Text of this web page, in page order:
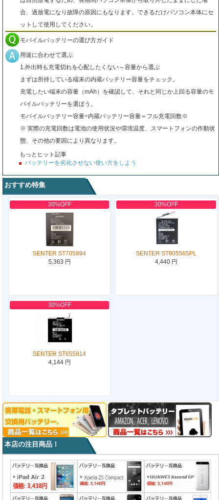
合、過放電になり故障の原因にもなります。できるだけパソコン本体にセ
ットして使用してください。
モバイルバッテリーの選び方ガイド
用途に合わせて選ぶ
1.外出時も充電切れを心配したくない～容量から選ぶ
まずは所持している端末の内蔵バッテリー容量をチェック。
充電したい端末の容量（mAh）を確認して、それと同じか上回る容量のモ
バイルバッテリーを選ぼう。
モバイルバッテリー容量÷内蔵バッテリー容量＝フル充電回数※
※ 実際の充電回数は電池の使用状況や環境温度、スマートフォンの作動状
態、その他の要因により異なります。
もっとヒット記事
バッテリーを劣化させない使い方をしよう
おすすめ特集
30%OFF
SENTER ST705894
5,363 円
30%OFF
SENTER ST905565PL
4,440 円
30%OFF
SENTER ST655814
4,144 円
本店の注目商品！